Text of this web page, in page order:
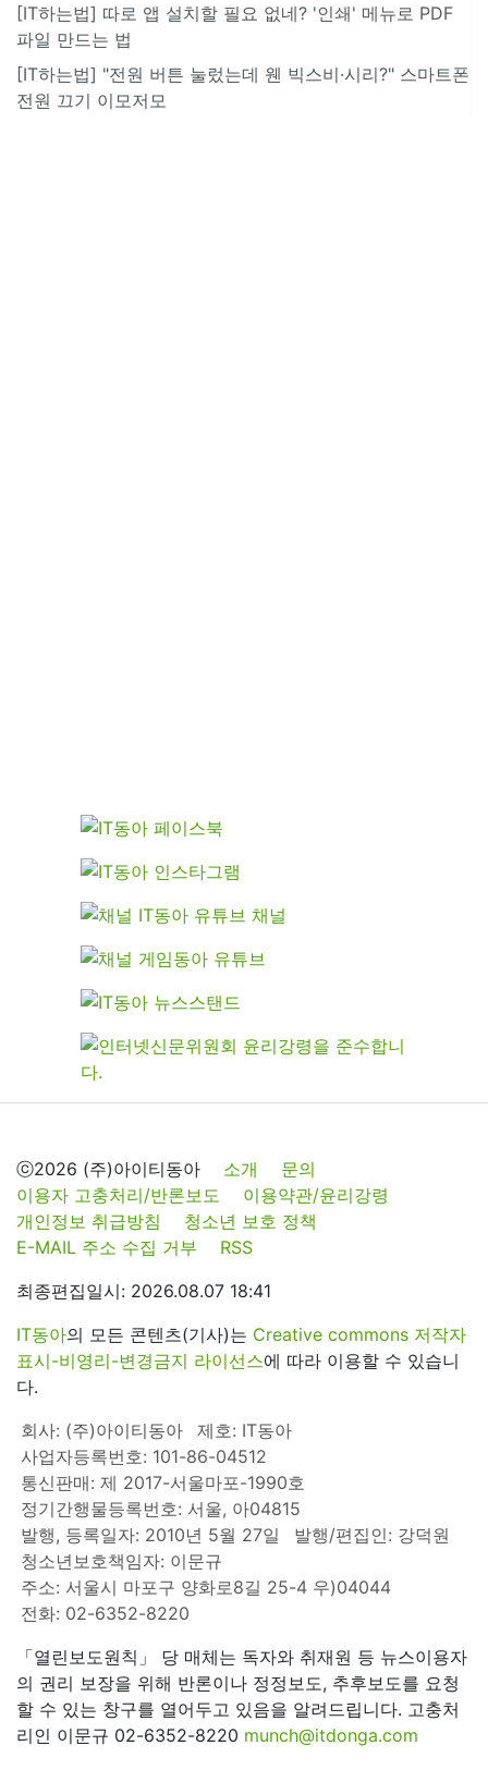
[IT하는법] 따로 앱 설치할 필요 없네? '인쇄' 메뉴로 PDF
파일 만드는 법
[IT하는법] "전원 버튼 눌렀는데 웬 빅스비·시리?" 스마트폰
전원 끄기 이모저모
ⓒ2026 (주)아이티동아 소개
문의
이용자 고충처리/반론보도
이용약관/윤리강령
개인정보 취급방침
청소년 보호 정책
E-MAIL 주소 수집 거부
RSS
최종편집일시: 2026.08.07 18:41
IT동아의 모든 콘텐츠(기사)는 Creative commons 저작자
표시-비영리-변경금지 라이선스에 따라 이용할 수 있습니
다.
회사: (주)아이티동아
제호: IT동아
사업자등록번호: 101-86-04512
통신판매: 제 2017-서울마포-1990호
정기간행물등록번호: 서울, 아04815
발행, 등록일자: 2010년 5월 27일
발행/편집인: 강덕원
청소년보호책임자: 이문규
주소: 서울시 마포구 양화로8길 25-4 우)04044
전화: 02-6352-8220
「열린보도원칙」 당 매체는 독자와 취재원 등 뉴스이용자
의 권리 보장을 위해 반론이나 정정보도, 추후보도를 요청
할 수 있는 창구를 열어두고 있음을 알려드립니다. 고충처
리인 이문규 02-6352-8220 munch@itdonga.com